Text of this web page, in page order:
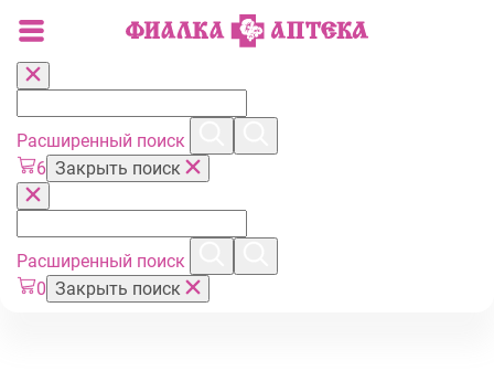
Расширенный поиск
6 Закрыть поиск
Расширенный поиск
0 Закрыть поиск